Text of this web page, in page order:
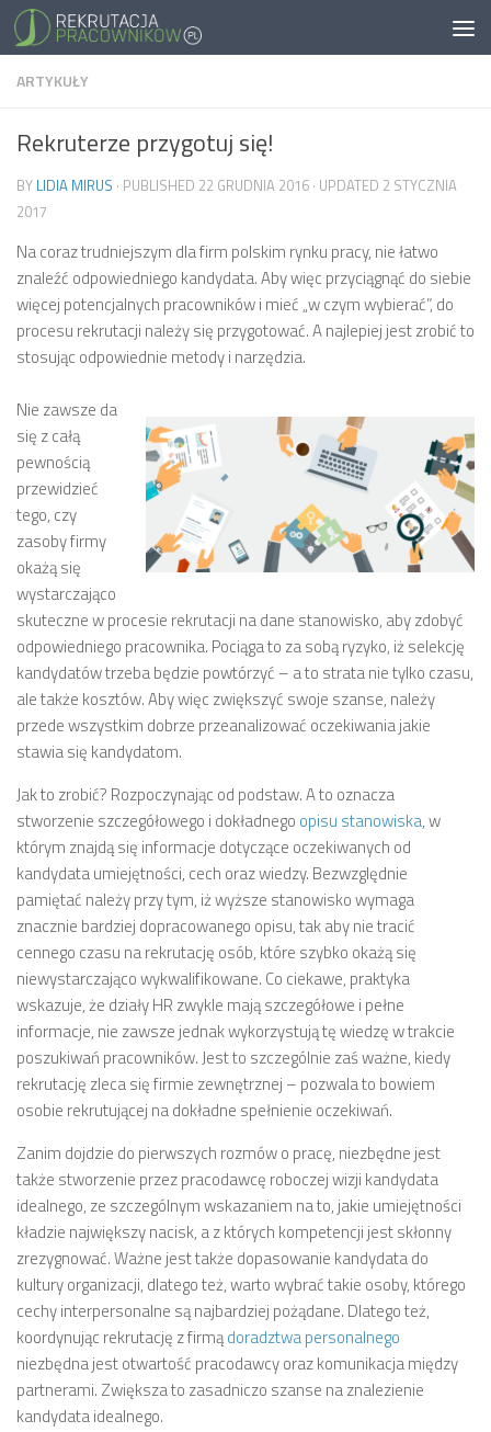
ARTYKUŁY
Rekruterze przygotuj się!
BY LIDIA MIRUS · PUBLISHED 22 GRUDNIA 2016 · UPDATED 2 STYCZNIA
2017
Na coraz trudniejszym dla firm polskim rynku pracy, nie łatwo
znaleźć odpowiedniego kandydata. Aby więc przyciągnąć do siebie
więcej potencjalnych pracowników i mieć „w czym wybierać”, do
procesu rekrutacji należy się przygotować. A najlepiej jest zrobić to
stosując odpowiednie metody i narzędzia.
Nie zawsze da
się z całą
pewnością
przewidzieć
tego, czy
zasoby firmy
okażą się
wystarczająco
skuteczne w procesie rekrutacji na dane stanowisko, aby zdobyć
odpowiedniego pracownika. Pociąga to za sobą ryzyko, iż selekcję
kandydatów trzeba będzie powtórzyć – a to strata nie tylko czasu,
ale także kosztów. Aby więc zwiększyć swoje szanse, należy
przede wszystkim dobrze przeanalizować oczekiwania jakie
stawia się kandydatom.
Jak to zrobić? Rozpoczynając od podstaw. A to oznacza
stworzenie szczegółowego i dokładnego opisu stanowiska, w
którym znajdą się informacje dotyczące oczekiwanych od
kandydata umiejętności, cech oraz wiedzy. Bezwzględnie
pamiętać należy przy tym, iż wyższe stanowisko wymaga
znacznie bardziej dopracowanego opisu, tak aby nie tracić
cennego czasu na rekrutację osób, które szybko okażą się
niewystarczająco wykwalifikowane. Co ciekawe, praktyka
wskazuje, że działy HR zwykle mają szczegółowe i pełne
informacje, nie zawsze jednak wykorzystują tę wiedzę w trakcie
poszukiwań pracowników. Jest to szczególnie zaś ważne, kiedy
rekrutację zleca się firmie zewnętrznej – pozwala to bowiem
osobie rekrutującej na dokładne spełnienie oczekiwań.
Zanim dojdzie do pierwszych rozmów o pracę, niezbędne jest
także stworzenie przez pracodawcę roboczej wizji kandydata
idealnego, ze szczególnym wskazaniem na to, jakie umiejętności
kładzie największy nacisk, a z których kompetencji jest skłonny
zrezygnować. Ważne jest także dopasowanie kandydata do
kultury organizacji, dlatego też, warto wybrać takie osoby, którego
cechy interpersonalne są najbardziej pożądane. Dlatego też,
koordynując rekrutację z firmądoradztwa personalnego
niezbędna jest otwartość pracodawcy oraz komunikacja między
partnerami. Zwiększa to zasadniczo szanse na znalezienie
kandydata idealnego.